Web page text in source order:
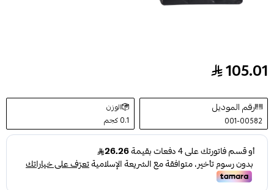
عطر نوير للرجال او دو تواليت من اس. تي. دوبونت 100مل
105.01
رقم الموديل
001-00582
الوزن
0.1 كجم